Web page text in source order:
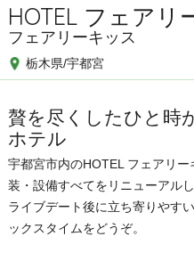
HOTEL フェアリ
フェアリーキッス
栃木県/宇都宮
贅を尽くしたひと時
ホテル
宇都宮市内のHOTEL フェアリ
装・設備すべてをリニューアル
ライブデート後に立ち寄りやす
ックスタイムをどうぞ。